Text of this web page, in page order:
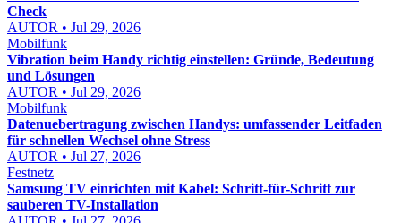
Check
AUTOR • Jul 29, 2026
Mobilfunk
Vibration beim Handy richtig einstellen: Gründe, Bedeutung
und Lösungen
AUTOR • Jul 29, 2026
Mobilfunk
Datenuebertragung zwischen Handys: umfassender Leitfaden
für schnellen Wechsel ohne Stress
AUTOR • Jul 27, 2026
Festnetz
Samsung TV einrichten mit Kabel: Schritt-für-Schritt zur
sauberen TV-Installation